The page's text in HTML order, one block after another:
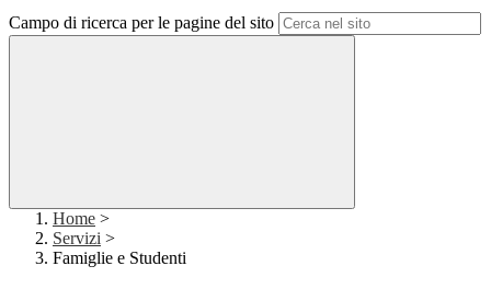
Campo di ricerca per le pagine del sito
Home >
Servizi >
Famiglie e Studenti